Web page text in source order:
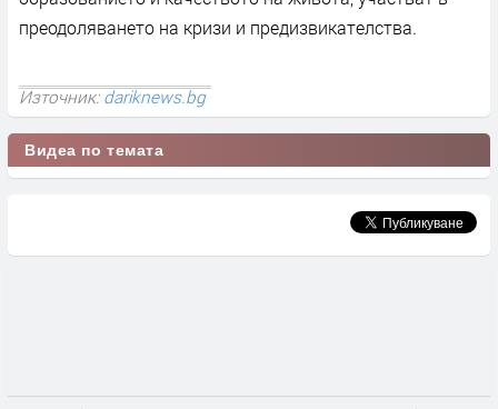
преодоляването на кризи и предизвикателства.
Източник:dariknews.bg
Видеа по темата